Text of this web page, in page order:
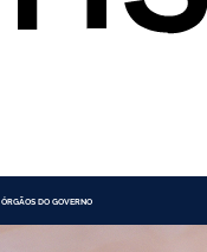
ÓRGÃOS DO GOVERNO